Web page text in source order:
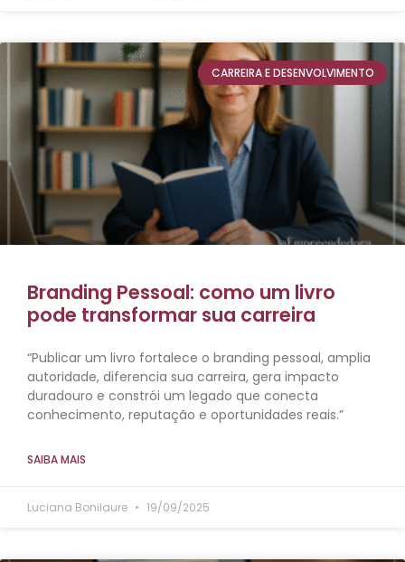
CARREIRA E DESENVOLVIMENTO
Branding Pessoal: como um livro
pode transformar sua carreira
“Publicar um livro fortalece o branding pessoal, amplia
autoridade, diferencia sua carreira, gera impacto
duradouro e constrói um legado que conecta
conhecimento, reputação e oportunidades reais.”
SAIBA MAIS
Luciana Bonilaure 19/09/2025